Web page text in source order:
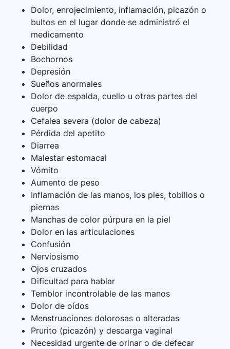
Dolor, enrojecimiento, inflamación, picazón o
bultos en el lugar donde se administró el
medicamento
Debilidad
Bochornos
Depresión
Sueños anormales
Dolor de espalda, cuello u otras partes del
cuerpo
Cefalea severa (dolor de cabeza)
Pérdida del apetito
Diarrea
Malestar estomacal
Vómito
Aumento de peso
Inflamación de las manos, los pies, tobillos o
piernas
Manchas de color púrpura en la piel
Dolor en las articulaciones
Confusión
Nerviosismo
Ojos cruzados
Dificultad para hablar
Temblor incontrolable de las manos
Dolor de oídos
Menstruaciones dolorosas o alteradas
Prurito (picazón) y descarga vaginal
Necesidad urgente de orinar o de defecar